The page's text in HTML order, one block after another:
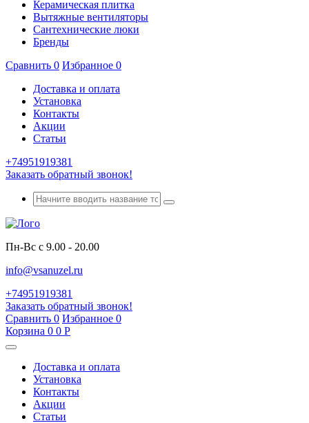
Керамическая плитка
Вытяжные вентиляторы
Сантехнические люки
Бренды
Сравнить 0 Избранное 0
Доставка и оплата
Установка
Контакты
Акции
Статьи
+74951919381
Заказать обратный звонок!
Пн-Вс с 9.00 - 20.00
info@vsanuzel.ru
+74951919381
Заказать обратный звонок!
Сравнить 0 Избранное 0
Корзина 0 0 Р
Доставка и оплата
Установка
Контакты
Акции
Статьи